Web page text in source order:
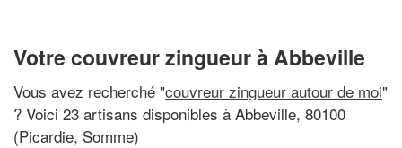
Votre couvreur zingueur à Abbeville
Vous avez recherché "couvreur zingueur autour de moi"
? Voici 23 artisans disponibles à Abbeville, 80100
(Picardie, Somme)